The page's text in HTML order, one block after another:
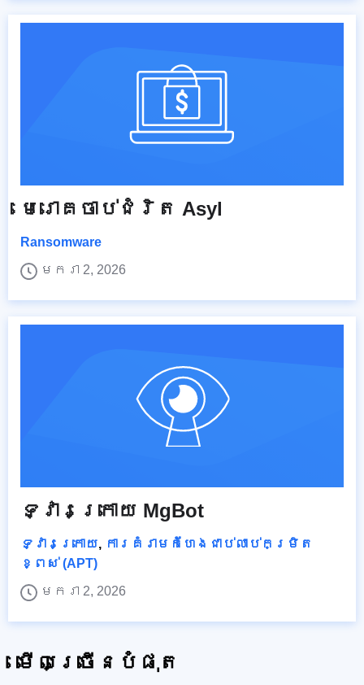
មេរោគ​ចាប់​ជំរិត​ Asyl
Ransomware
មករា 2, 2026
ទ្វារក្រោយ MgBot
ទ្វារក្រោយ, ការគំរាមកំហែងជាប់លាប់កម្រិត
ខ្ពស់ (APT)
មករា 2, 2026
មើលច្រើនបំផុត